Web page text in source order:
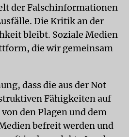
der Falschinformationen
Die Kritik an der
bleibt. Soziale Medien
die wir gemeinsam
dass die aus der Not
Fähigkeiten auf
den Plagen und dem
befreit werden und